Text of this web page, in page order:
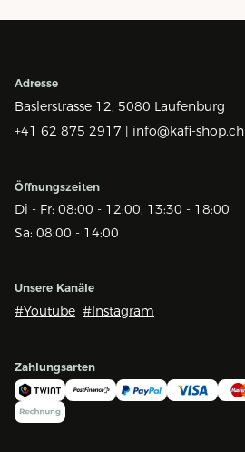
Adresse
Baslerstrasse 12, 5080 Laufenburg
+41 62 875 2917 | info@kafi-shop.ch
Öffnungszeiten
Di - Fr: 08:00 - 12:00, 13:30 - 18:00
Sa: 08:00 - 14:00
Unsere Kanäle
#Youtube #Instagram
Zahlungsarten